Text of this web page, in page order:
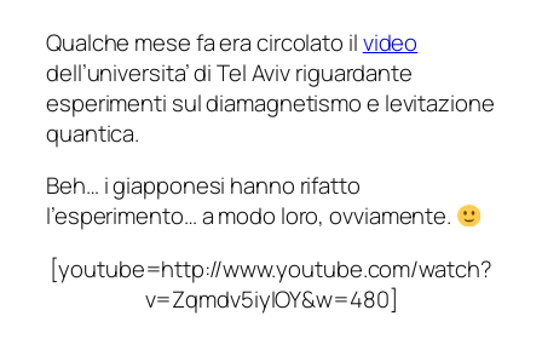
Qualche mese fa era circolato ilvideo
dell’universita’ di Tel Aviv riguardante
esperimenti sul diamagnetismo e levitazione
quantica.
Beh… i giapponesi hanno rifatto
l’esperimento… a modo loro, ovviamente.
[youtube=http://www.youtube.com/watch?
v=Zqmdv5iyIOY&w=480]